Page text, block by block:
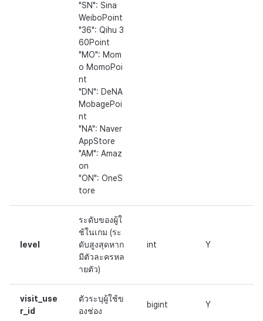
"SN": Sina
WeiboPoint
"36": Qihu 3
60Point
"MO": Mom
o MomoPoi
nt
"DN": DeNA
MobagePoi
nt
"NA": Naver
AppStore
"AM": Amaz
on
"ON": OneS
tore
level
ระดับของผู้ใ
ช้ในเกม (ระ
ดับสูงสุดหาก
มีตัวละครหล
ายตัว)
int Y
visit_use
r_id
ตัวระบุผู้ใช้ข
องช่อง
bigint Y